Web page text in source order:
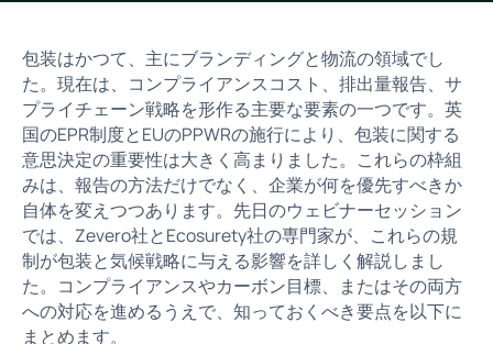
包装はかつて、主にブランディングと物流の領域でし
た。現在は、コンプライアンスコスト、排出量報告、サ
プライチェーン戦略を形作る主要な要素の一つです。英
国のEPR制度とEUのPPWRの施行により、包装に関する
意思決定の重要性は大きく高まりました。これらの枠組
みは、報告の方法だけでなく、企業が何を優先すべきか
自体を変えつつあります。先日のウェビナーセッション
では、Zevero社とEcosurety社の専門家が、これらの規
制が包装と気候戦略に与える影響を詳しく解説しまし
た。コンプライアンスやカーボン目標、またはその両方
への対応を進めるうえで、知っておくべき要点を以下に
まとめます。